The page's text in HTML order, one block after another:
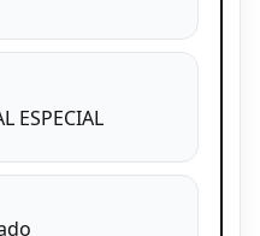
ESPECIAL